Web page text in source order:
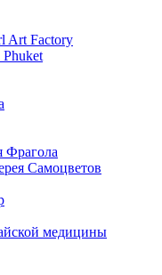
Art Factory
Фрагола
Самоцветов
медицины